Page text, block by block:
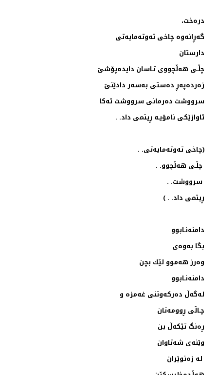
دره‌خت،
گه‌ڕانه‌وه‌ چاخی ته‌وته‌مایه‌تی
دارستان
چڵـی ‌هه‌ڵچووی تـاسان دایده‌پۆشێ
زه‌رده‌په‌ڕ ده‌ستی به‌سه‌ر دادێنێ
سرووشت ده‌رمانی سرووشت ئه‌كا
ئاوازێكی نامۆیـه‌ ڕیتمی داد. .
(چاخی ته‌وته‌مایه‌تی. .
چڵـی هه‌ڵچوو. .
سرووشت. .
ڕیتمی داد. . )
دامنه‌نـابوو
بگا به‌وه‌ی
وه‌رز هه‌موو لێك بچن
دامنه‌نـابوو
له‌گه‌ڵ ده‌ركه‌وتنی غه‌مزه‌ و
چـاڵی ڕوومه‌تان
ڕه‌نگ تێكه‌ڵ بن
وێنه‌ی شه‌تاوان
له‌ زه‌نوێران